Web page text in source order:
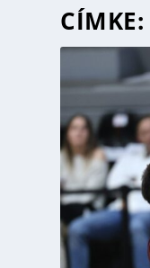
CÍMKE: